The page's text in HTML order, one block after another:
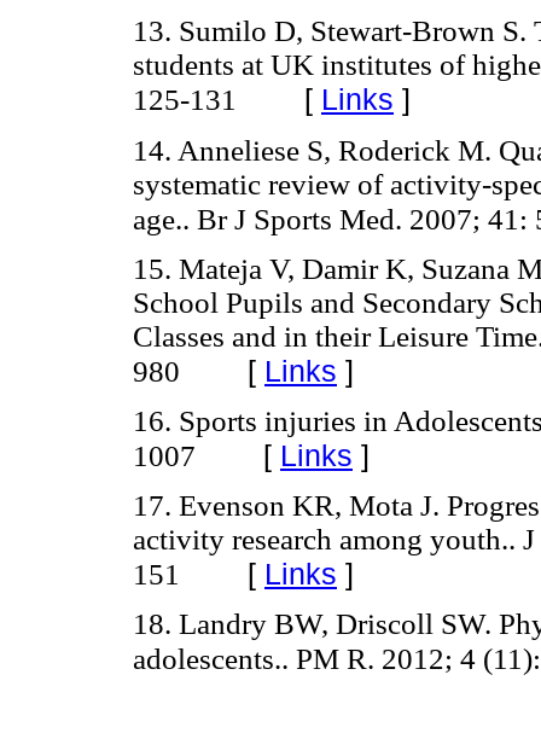
13. Sumilo D, Stewart-Brown S.
students at UK institutes of
125-131 [ Links ]
14. Anneliese S, Roderick M.
systematic review of activity-
age.. Br J Sports Med. 2007; 41:
15. Mateja V, Damir K, Suzana
School Pupils and Secondary
Classes and in their Leisure
980 [ Links ]
16. Sports injuries in
1007 [ Links ]
17. Evenson KR, Mota J.
activity research among youth..
151
[ Links ]
18. Landry BW, Driscoll SW.
adolescents.. PM R. 2012; 4